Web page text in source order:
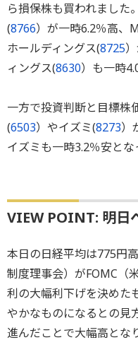
ら損保株も買われました
(8766）が一時6.2％高、
ホールディングス(8725
ィングス(8630）も一時
一方で投資判断と目標株
(6503）やイズミ(8273）
イズミも一時3.2％安とな
VIEW POINT: 明日
本日の日経平均は775円
制度理事会）がFOMC（
利の大幅利下げを決めた
やかなものになるとの見
進んだことで大幅高とな